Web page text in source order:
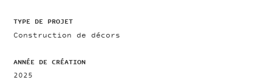
TYPE DE PROJET
Construction de décors
ANNÉE DE CRÉATION
2025